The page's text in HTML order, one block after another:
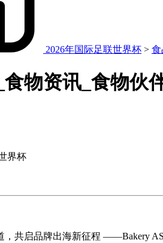
2026年国际足联世界杯 > 食
物资讯_食物伙
界杯
启品牌出海新征程 ——Bakery